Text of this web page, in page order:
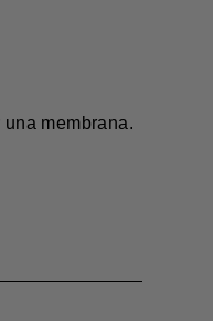
membrana.